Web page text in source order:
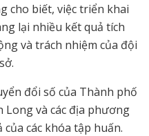
cho biết, việc triển khai
lại nhiều kết quả tích
và trách nhiệm của đội
đổi số của Thành phố
Long và các địa phương
các khóa tập huấn.